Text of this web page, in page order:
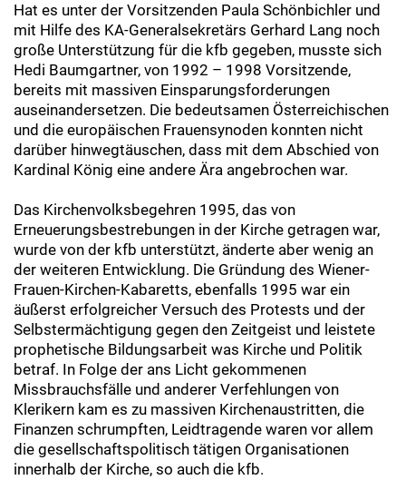
Hat es unter der Vorsitzenden Paula Schönbichler und
mit Hilfe des KA-Generalsekretärs Gerhard Lang noch
große Unterstützung für die kfb gegeben, musste sich
Hedi Baumgartner, von 1992 – 1998 Vorsitzende,
bereits mit massiven Einsparungsforderungen
auseinandersetzen. Die bedeutsamen Österreichischen
und die europäischen Frauensynoden konnten nicht
darüber hinwegtäuschen, dass mit dem Abschied von
Kardinal König eine andere Ära angebrochen war.
Das Kirchenvolksbegehren 1995, das von
Erneuerungsbestrebungen in der Kirche getragen war,
wurde von der kfb unterstützt, änderte aber wenig an
der weiteren Entwicklung. Die Gründung des Wiener-
Frauen-Kirchen-Kabaretts, ebenfalls 1995 war ein
äußerst erfolgreicher Versuch des Protests und der
Selbstermächtigung gegen den Zeitgeist und leistete
prophetische Bildungsarbeit was Kirche und Politik
betraf. In Folge der ans Licht gekommenen
Missbrauchsfälle und anderer Verfehlungen von
Klerikern kam es zu massiven Kirchenaustritten, die
Finanzen schrumpften, Leidtragende waren vor allem
die gesellschaftspolitisch tätigen Organisationen
innerhalb der Kirche, so auch die kfb.